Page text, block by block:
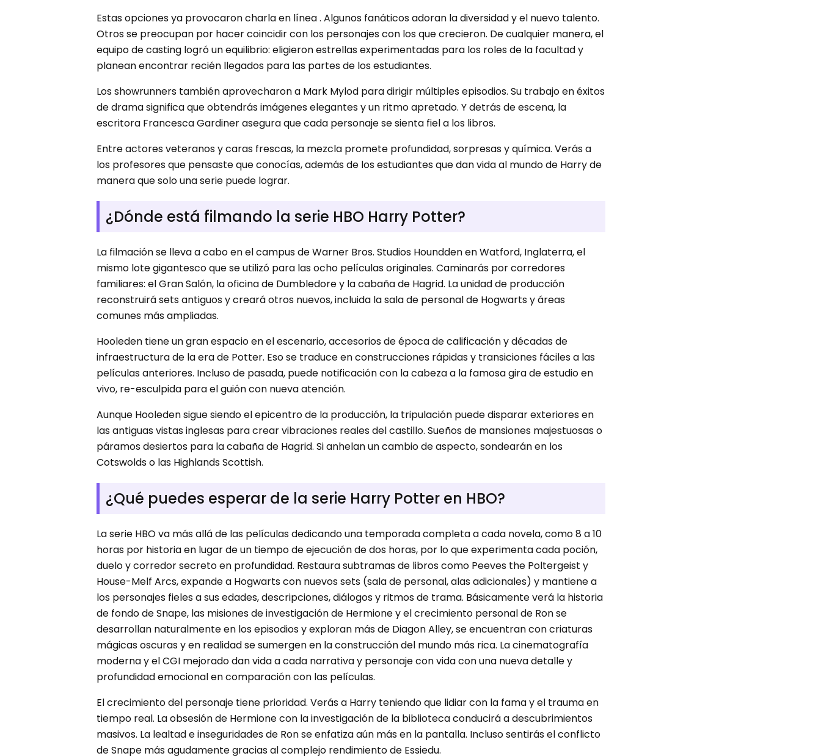
Estas opciones ya provocaron charla en línea . Algunos fanáticos adoran la diversidad y el nuevo talento.
Otros se preocupan por hacer coincidir con los personajes con los que crecieron. De cualquier manera, el
equipo de casting logró un equilibrio: eligieron estrellas experimentadas para los roles de la facultad y
planean encontrar recién llegados para las partes de los estudiantes.
Los showrunners también aprovecharon a Mark Mylod para dirigir múltiples episodios. Su trabajo en éxitos
de drama significa que obtendrás imágenes elegantes y un ritmo apretado. Y detrás de escena, la
escritora Francesca Gardiner asegura que cada personaje se sienta fiel a los libros.
Entre actores veteranos y caras frescas, la mezcla promete profundidad, sorpresas y química. Verás a
los profesores que pensaste que conocías, además de los estudiantes que dan vida al mundo de Harry de
manera que solo una serie puede lograr.
¿Dónde está filmando la serie HBO Harry Potter?
La filmación se lleva a cabo en el campus de Warner Bros. Studios Houndden en Watford, Inglaterra, el
mismo lote gigantesco que se utilizó para las ocho películas originales. Caminarás por corredores
familiares: el Gran Salón, la oficina de Dumbledore y la cabaña de Hagrid. La unidad de producción
reconstruirá sets antiguos y creará otros nuevos, incluida la sala de personal de Hogwarts y áreas
comunes más ampliadas.
Hooleden tiene un gran espacio en el escenario, accesorios de época de calificación y décadas de
infraestructura de la era de Potter. Eso se traduce en construcciones rápidas y transiciones fáciles a las
películas anteriores. Incluso de pasada, puede notificación con la cabeza a la famosa gira de estudio en
vivo, re-esculpida para el guión con nueva atención.
Aunque Hooleden sigue siendo el epicentro de la producción, la tripulación puede disparar exteriores en
las antiguas vistas inglesas para crear vibraciones reales del castillo. Sueños de mansiones majestuosas o
páramos desiertos para la cabaña de Hagrid. Si anhelan un cambio de aspecto, sondearán en los
Cotswolds o las Highlands Scottish.
¿Qué puedes esperar de la serie Harry Potter en HBO?
La serie HBO va más allá de las películas dedicando una temporada completa a cada novela, como 8 a 10
horas por historia en lugar de un tiempo de ejecución de dos horas, por lo que experimenta cada poción,
duelo y corredor secreto en profundidad. Restaura subtramas de libros como Peeves the Poltergeist y
House-Melf Arcs, expande a Hogwarts con nuevos sets (sala de personal, alas adicionales) y mantiene a
los personajes fieles a sus edades, descripciones, diálogos y ritmos de trama. Básicamente verá la historia
de fondo de Snape, las misiones de investigación de Hermione y el crecimiento personal de Ron se
desarrollan naturalmente en los episodios y exploran más de Diagon Alley, se encuentran con criaturas
mágicas oscuras y en realidad se sumergen en la construcción del mundo más rica. La cinematografía
moderna y el CGI mejorado dan vida a cada narrativa y personaje con vida con una nueva detalle y
profundidad emocional en comparación con las películas.
El crecimiento del personaje tiene prioridad. Verás a Harry teniendo que lidiar con la fama y el trauma en
tiempo real. La obsesión de Hermione con la investigación de la biblioteca conducirá a descubrimientos
masivos. La lealtad e inseguridades de Ron se enfatiza aún más en la pantalla. Incluso sentirás el conflicto
de Snape más agudamente gracias al complejo rendimiento de Essiedu.